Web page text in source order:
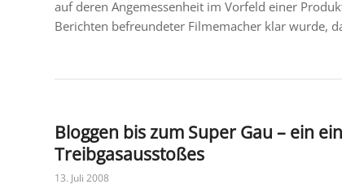
auf deren Angemessenheit im Vorfeld einer
Berichten befreundeter Filmemacher klar wurde,
Bloggen bis zum Super Gau – ein
Treibgasausstoßes
13. Juli 2008